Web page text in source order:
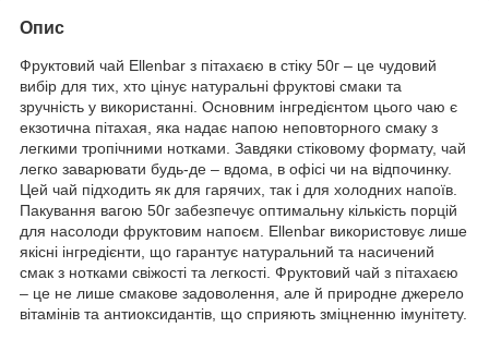
Опис
Фруктовий чай Ellenbar з пітахаєю в стіку 50г – це чудовий
вибір для тих, хто цінує натуральні фруктові смаки та
зручність у використанні. Основним інгредієнтом цього чаю є
екзотична пітахая, яка надає напою неповторного смаку з
легкими тропічними нотками. Завдяки стіковому формату, чай
легко заварювати будь-де – вдома, в офісі чи на відпочинку.
Цей чай підходить як для гарячих, так і для холодних напоїв.
Пакування вагою 50г забезпечує оптимальну кількість порцій
для насолоди фруктовим напоєм. Ellenbar використовує лише
якісні інгредієнти, що гарантує натуральний та насичений
смак з нотками свіжості та легкості. Фруктовий чай з пітахаєю
– це не лише смакове задоволення, але й природне джерело
вітамінів та антиоксидантів, що сприяють зміцненню імунітету.